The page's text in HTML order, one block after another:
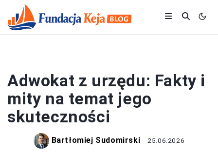
Adwokat z urzędu: Fakty i
mity na temat jego
skuteczności
Bartłomiej Sudomirski 25.06.2026